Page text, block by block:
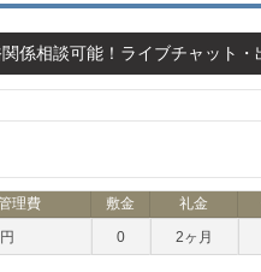
相談可能！ライブチャット・
理費 敷金 礼金
0 2ヶ月